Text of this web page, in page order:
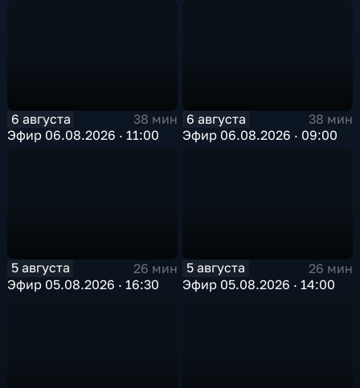
6 августа
38 мин
Эфир 06.08.2026 · 11:00
6 августа
38 мин
Эфир 06.08.2026 · 09:00
5 августа
26 мин
Эфир 05.08.2026 · 16:30
5 августа
26 мин
Эфир 05.08.2026 · 14:00